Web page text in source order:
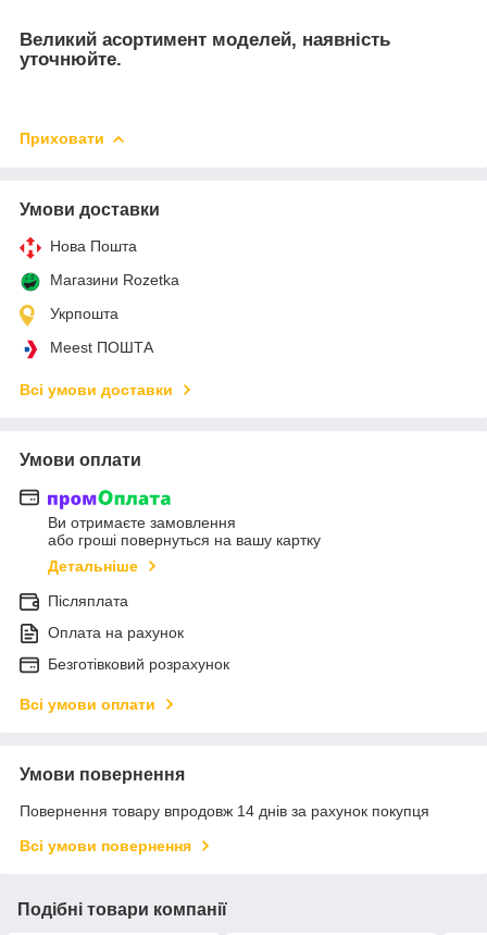
Великий асортимент моделей, наявність
уточнюйте.
Приховати
Умови доставки
Нова Пошта
Магазини Rozetka
Укрпошта
Meest ПОШТА
Всі умови доставки
Умови оплати
Ви отримаєте замовлення
або гроші повернуться на вашу картку
Детальніше
Післяплата
Оплата на рахунок
Безготівковий розрахунок
Всі умови оплати
Умови повернення
Повернення товару впродовж 14 днів за рахунок покупця
Всі умови повернення
Подібні товари компанії